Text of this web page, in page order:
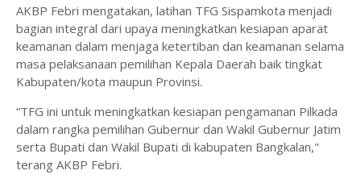
AKBP Febri mengatakan, latihan TFG Sispamkota menjadi
bagian integral dari upaya meningkatkan kesiapan aparat
keamanan dalam menjaga ketertiban dan keamanan selama
masa pelaksanaan pemilihan Kepala Daerah baik tingkat
Kabupaten/kota maupun Provinsi.
“TFG ini untuk meningkatkan kesiapan pengamanan Pilkada
dalam rangka pemilihan Gubernur dan Wakil Gubernur Jatim
serta Bupati dan Wakil Bupati di kabupaten Bangkalan,"
terang AKBP Febri.